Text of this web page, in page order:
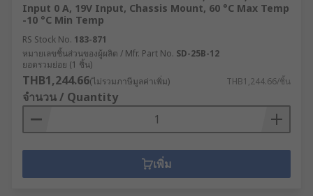
Input 0 A, 19V Input, Chassis Mount, 60 °C Max Temp
-10 °C Min Temp
RS Stock No. 183-871
หมายเลขชิ้นส่วนของผู้ผลิต / Mfr. Part No. SD-25B-12
ยอดรวมย่อย (1 ชิ้น)
THB1,244.66(ไม่รวมภาษีมูลค่าเพิ่ม) THB1,244.66/ชิ้น
จำนวน / Quantity
เพิ่ม